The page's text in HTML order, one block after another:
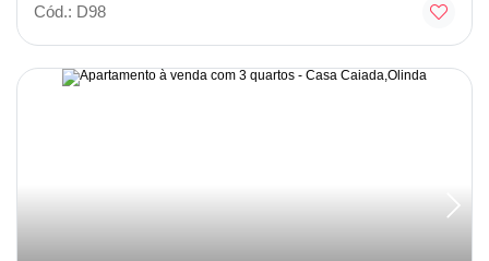
Cód.: D98